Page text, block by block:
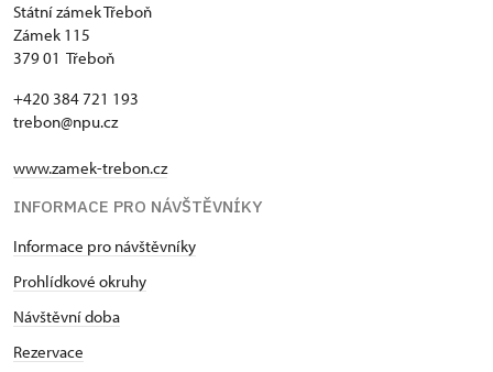
Státní zámek Třeboň
Zámek 115
379 01 Třeboň
+420 384 721 193
trebon@npu.cz
www.zamek-trebon.cz
INFORMACE PRO NÁVŠTĚVNÍKY
Informace pro návštěvníky
Prohlídkové okruhy
Návštěvní doba
Rezervace